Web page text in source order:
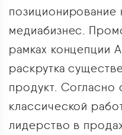
позиционирование
медиабизнес.
рамках концепции
раскрутка
продукт. Согласно
классической
лидерство в